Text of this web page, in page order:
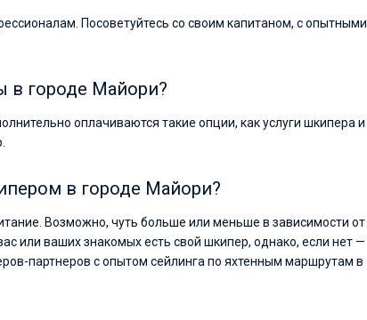
Посоветуйтесь со своим капитаном, с опытными
в городе Майори?
оплачиваются такие опции, как услуги шкипера и
в городе Майори?
Возможно, чуть больше или меньше в зависимости от
или ваших знакомых есть свой шкипер, однако, если нет —
партнеров с опытом сейлинга по яхтенным маршрутам в